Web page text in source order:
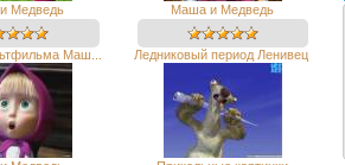
Медведь Маша и Медведь
Маш... Ледниковый период Ленивец